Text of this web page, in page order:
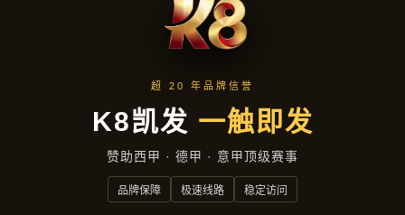
动态速递
首页 动态速递